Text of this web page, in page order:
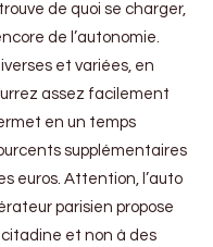
de quoi se charger,
de l’autonomie.
et variées, en
assez facilement
en un temps
supplémentaires
euros. Attention, l’auto
parisien propose
et non à des